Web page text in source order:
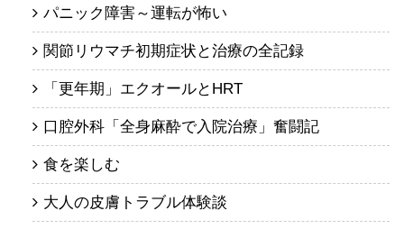
パニック障害～運転が怖い
関節リウマチ初期症状と治療の全記録
「更年期」エクオールとHRT
口腔外科「全身麻酔で入院治療」奮闘記
食を楽しむ
大人の皮膚トラブル体験談